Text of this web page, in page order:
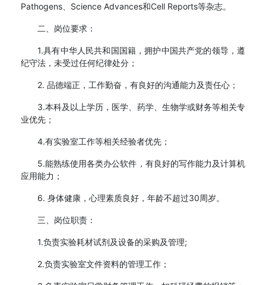
Pathogens、Science Advances和Cell Reports等杂志。
二、岗位要求：
1.具有中华人民共和国国籍，拥护中国共产党的领导，遵
纪守法，未受过任何纪律处分；
2. 品德端正，工作勤奋，有良好的沟通能力及责任心；
3.本科及以上学历，医学、药学、生物学或财务等相关专
业优先；
4.有实验室工作等相关经验者优先；
5.能熟练使用各类办公软件，有良好的写作能力及计算机
应用能力；
6. 身体健康，心理素质良好，年龄不超过30周岁。
三、岗位职责：
1.负责实验耗材试剂及设备的采购及管理;
2.负责实验室文件资料的管理工作；